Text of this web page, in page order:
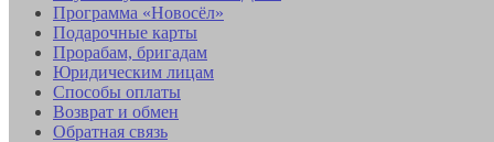
Программа «Новосёл»
Подарочные карты
Прорабам, бригадам
Юридическим лицам
Способы оплаты
Возврат и обмен
Обратная связь